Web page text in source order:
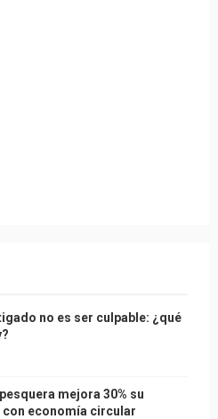
no es ser culpable: ¿qué
mejora 30% su
con economía circular